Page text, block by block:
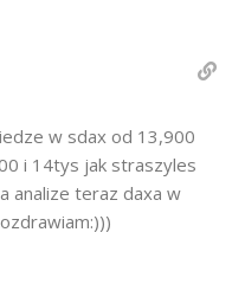
w sdax od 13,900
i 14tys jak straszyles
analize teraz daxa w